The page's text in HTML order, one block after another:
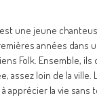
une jeune
années dans
Folk. Ensemble,
assez loin de la
apprécier la vie